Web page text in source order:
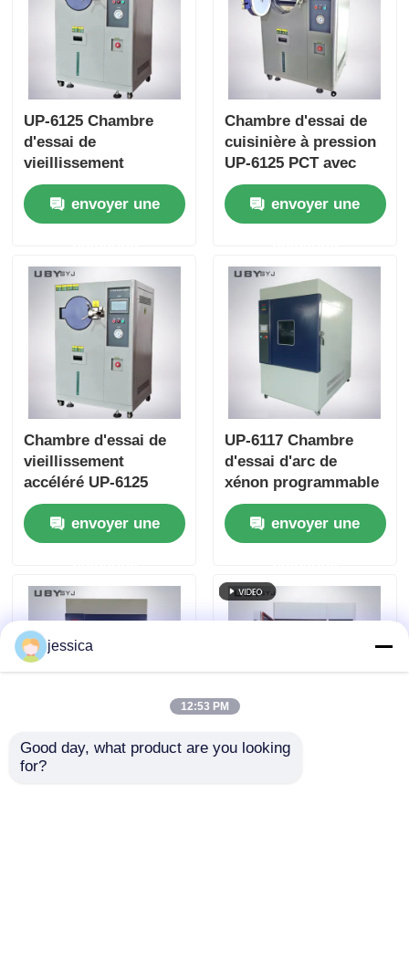
UP-6125 Chambre
d'essai de
vieillissement
accéléré avec une
plage d'humidité de
100% Rh, une
température de ± 0,5
°C et une plage de
température de 105
°C à + 135 °C pour les
essais industriels
électroniques
envoyer une
Chambre d'essai de
cuisinière à pression
UP-6125 PCT avec
vapeur saturée fixe à
100% RH pour une
plage de température
une pression de
travail de 0,05 à 0,30
envoyer une
Chambre d'essai de
vieillissement
accéléré UP-6125
avec humidité saturée
fixe à 100 %, plage de
température de 105
pression d'utilisation
de 0,05 à 0,30 MPa
envoyer une
UP-6117 Chambre
d'essai d'arc de
xénon programmable
avec une lampe de
xénon à arc long
refroidie à l'air de 2,5
vieillissement
conformes aux
envoyer une
UP-6117 Chambre
UP-6111 Chambre
jessica
12:53 PM
Good day, what product are you looking
for?